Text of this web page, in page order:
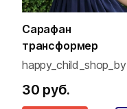
Сарафан
трансформер
happy_child_shop_by
30 руб.